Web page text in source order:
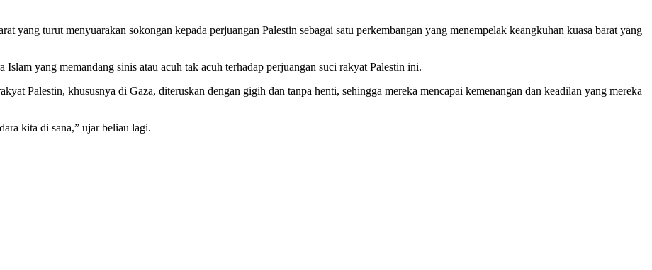
yang turut menyuarakan sokongan kepada perjuangan Palestin sebagai satu perkembangan yang menempelak keangkuhan kuasa barat yang
yang memandang sinis atau acuh tak acuh terhadap perjuangan suci rakyat Palestin ini.
Palestin, khususnya di Gaza, diteruskan dengan gigih dan tanpa henti, sehingga mereka mencapai kemenangan dan keadilan yang mereka
kita di sana,” ujar beliau lagi.